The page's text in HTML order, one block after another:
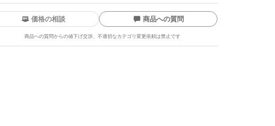
価格の相談 商品への質問
商品への質問からの値下げ交渉、不適切なカテゴリ変更依頼は禁止です